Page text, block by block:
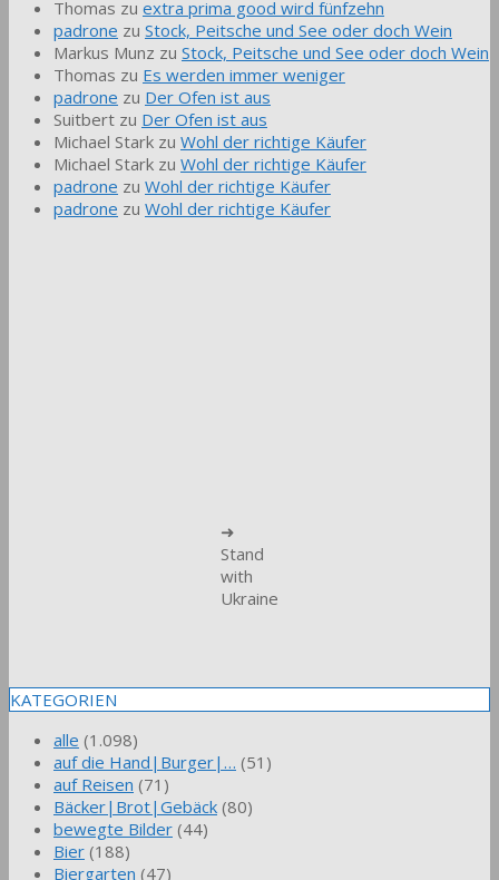
Thomas zu extra prima good wird fünfzehn
padrone zu Stock, Peitsche und See oder doch Wein
Markus Munz zu Stock, Peitsche und See oder doch Wein
Thomas zu Es werden immer weniger
padrone zu Der Ofen ist aus
Suitbert zu Der Ofen ist aus
Michael Stark zu Wohl der richtige Käufer
Michael Stark zu Wohl der richtige Käufer
padrone zu Wohl der richtige Käufer
padrone zu Wohl der richtige Käufer
➜
Stand
with
Ukraine
KATEGORIEN
alle (1.098)
auf die Hand|Burger|… (51)
auf Reisen (71)
Bäcker|Brot|Gebäck (80)
bewegte Bilder (44)
Bier (188)
Biergarten (47)